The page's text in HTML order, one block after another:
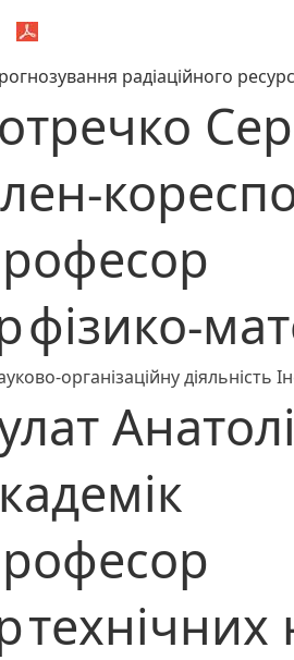
радіаційного
фізико-
організаційну діяльність
технічних